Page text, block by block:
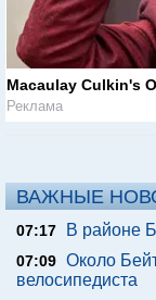
Macaulay Culkin's
Реклама
ВАЖНЫЕ
07:17 В районе
07:09 Около
велосипедиста